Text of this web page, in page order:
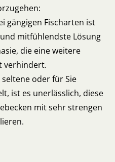
gängigen Fischarten ist
mitfühlendste Lösung
die eine weitere
verhindert.
oder für Sie
ist es unerlässlich, diese
mit sehr strengen